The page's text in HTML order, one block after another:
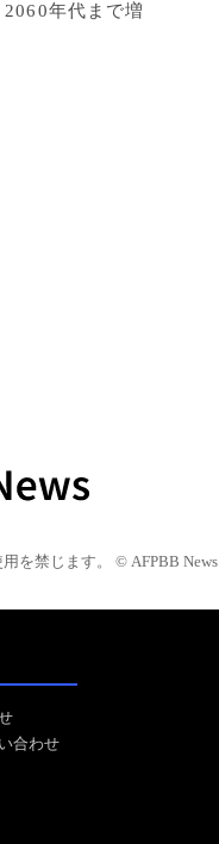
年代まで増
を禁じます。 © AFPBB News
合わせ